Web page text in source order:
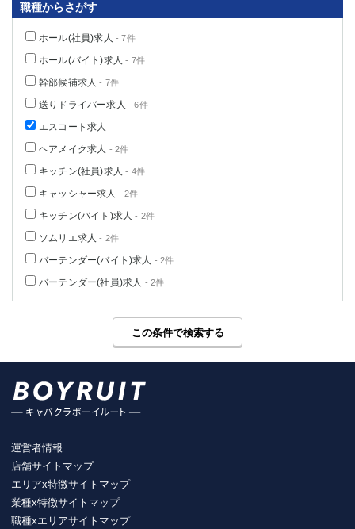
職種からさがす
ホール(社員)求人 - 7件
ホール(バイト)求人 - 7件
幹部候補求人 - 7件
送りドライバー求人 - 6件
エスコート求人
ヘアメイク求人 - 2件
キッチン(社員)求人 - 4件
キャッシャー求人 - 2件
キッチン(バイト)求人 - 2件
ソムリエ求人 - 2件
バーテンダー(バイト)求人 - 2件
バーテンダー(社員)求人 - 2件
この条件で検索する
運営者情報
店舗サイトマップ
エリアx特徴サイトマップ
業種x特徴サイトマップ
職種xエリアサイトマップ